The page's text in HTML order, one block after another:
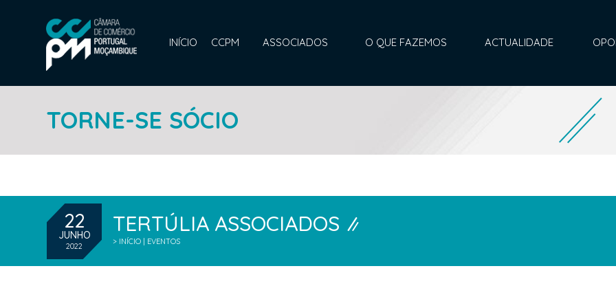
INÍCIO CCPM ASSOCIADOS O QUE FAZEMOS ACTUALIDADE
TORNE-SE SÓCIO
22
JUNHO
2022
TERTÚLIA ASSOCIADOS
> INÍCIO | EVENTOS